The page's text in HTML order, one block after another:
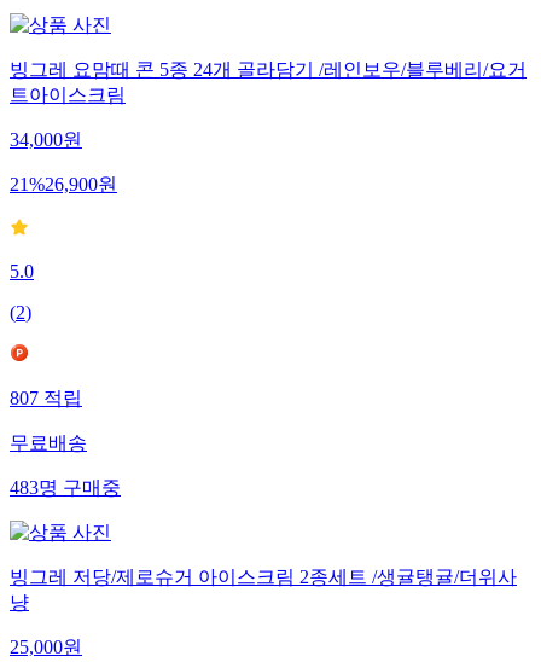
빙그레 요맘때 콘 5종 24개 골라담기 /레인보우/블루베리/요거
트아이스크림
34,000원
21%26,900원
5.0
(2)
807적립
무료배송
483명구매중
빙그레 저당/제로슈거 아이스크림 2종세트 /생귤탱귤/더위사
냥
25,000원